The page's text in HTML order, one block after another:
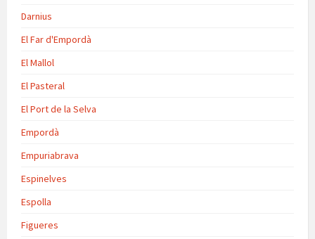
Darnius
El Far d'Empordà
El Mallol
El Pasteral
El Port de la Selva
Empordà
Empuriabrava
Espinelves
Espolla
Figueres